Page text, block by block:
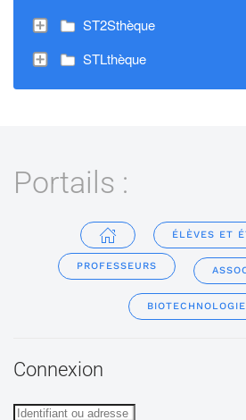
ST2Sthèque
STLthèque
Portails :
ÉLÈVES ET
PROFESSEURS
Connexion